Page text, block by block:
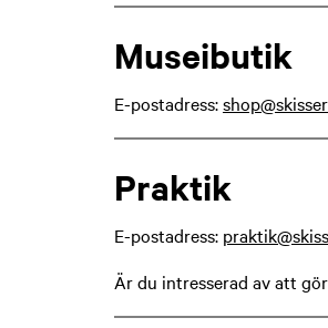
Museibutik
E-postadress:
Praktik
E-postadress:
Är du intresserad av att